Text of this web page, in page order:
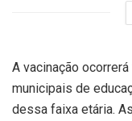
A vacinação
municipais de
dessa faixa etária.